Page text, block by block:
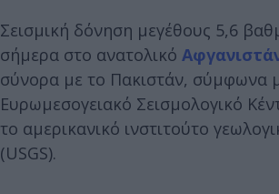
Σεισμική δόνηση μεγέθους 5,6
σήμερα στο ανατολικό
σύνορα με το Πακιστάν, σύμφωνα
Ευρωμεσογειακό Σεισμολογικό
το αμερικανικό ινστιτούτο
(USGS).